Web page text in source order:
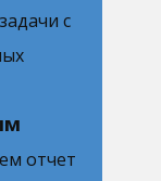
с
отчет